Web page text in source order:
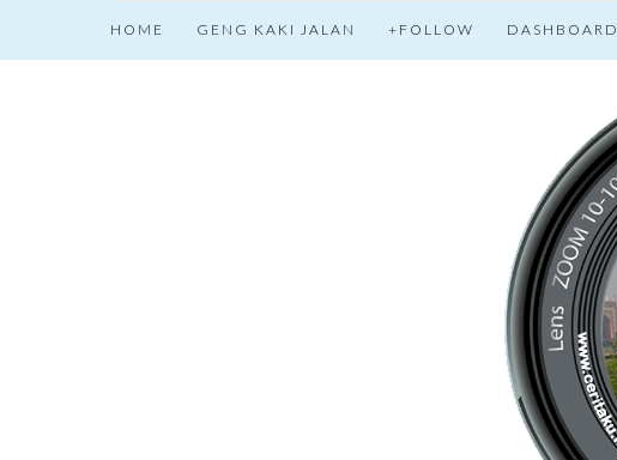
HOME GENG KAKI JALAN +FOLLOW DASHBOARD